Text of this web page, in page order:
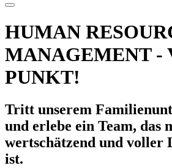
HUMAN
MANAGEMENT -
PUNKT!
Tritt unserem
und erlebe ein Team, das
wertschätzend und voller
ist.